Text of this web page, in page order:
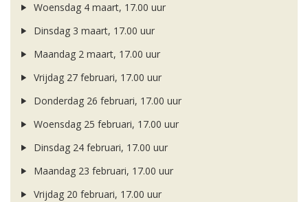
Woensdag 4 maart, 17.00 uur
Dinsdag 3 maart, 17.00 uur
Maandag 2 maart, 17.00 uur
Vrijdag 27 februari, 17.00 uur
Donderdag 26 februari, 17.00 uur
Woensdag 25 februari, 17.00 uur
Dinsdag 24 februari, 17.00 uur
Maandag 23 februari, 17.00 uur
Vrijdag 20 februari, 17.00 uur